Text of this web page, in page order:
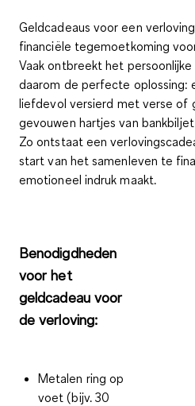
Geldcadeaus voor een
financiële tegemoetkoming
Vaak ontbreekt het
daarom de perfecte oplossing:
liefdevol versierd met verse of
gevouwen hartjes van
Zo ontstaat een
start van het samenleven te
emotioneel indruk maakt.
Benodigdheden
voor het
geldcadeau voor
de verloving:
Metalen ring op
voet (bijv. 30